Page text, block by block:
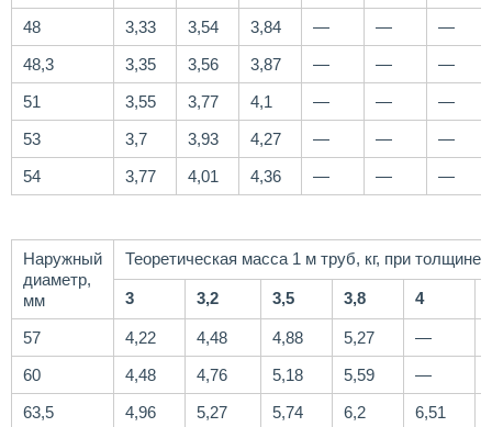
48
3,33 3,54 3,84 — —
—
48,3
3,35 3,56 3,87 — —
—
51
3,55 3,77 4,1 — —
—
53
3,7 3,93 4,27 — —
—
54
3,77 4,01 4,36 — — —
Наружный
диаметр,
мм
Теоретическая масса 1 м труб, кг, при толщине
3 3,2 3,5 3,8 4
57 4,22 4,48 4,88 5,27 —
60
4,48 4,76 5,18 5,59 —
63,5
4,96 5,27 5,74 6,2 6,51